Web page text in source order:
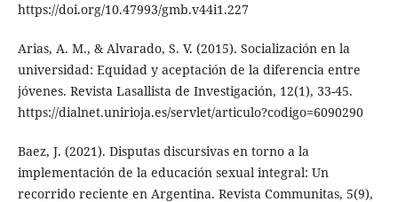
https://doi.org/10.47993/gmb.v44i1.227
Arias, A. M., & Alvarado, S. V. (2015). Socialización en la
universidad: Equidad y aceptación de la diferencia entre
jóvenes. Revista Lasallista de Investigación, 12(1), 33-45.
https://dialnet.unirioja.es/servlet/articulo?codigo=6090290
Baez, J. (2021). Disputas discursivas en torno a la
implementación de la educación sexual integral: Un
recorrido reciente en Argentina. Revista Communitas, 5(9),